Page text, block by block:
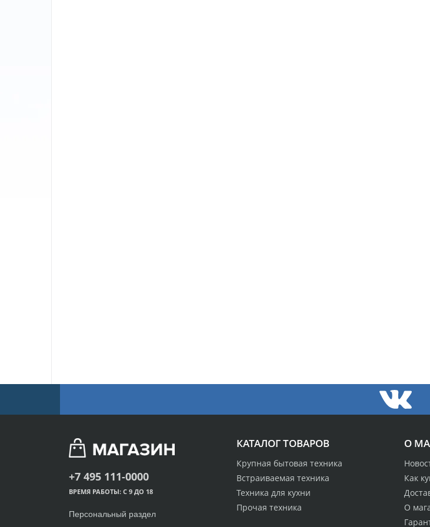
О
Как
О
КАТАЛОГ ТОВАРОВ
Крупная бытовая техника
Встраиваемая техника
Техника для кухни
Прочая техника
+7 495 111-0000
ВРЕМЯ РАБОТЫ: С 9 ДО 18
Персональный раздел